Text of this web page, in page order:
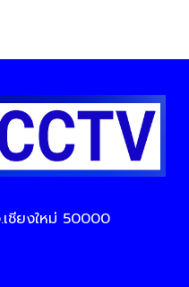
เชียงใหม่ 50000